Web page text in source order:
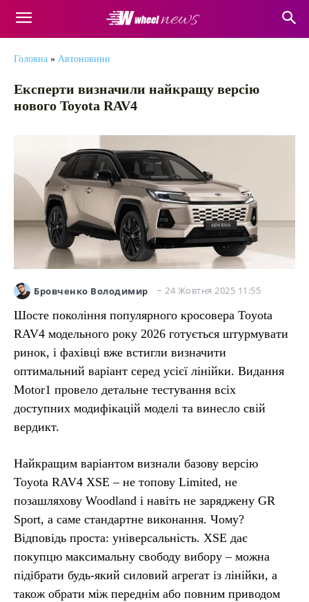
Головна » Автоновини
Експерти визначили найкращу версію
нового Toyota RAV4
Бровченко Володимир 24 Жовтня 2025 11:55
Шосте покоління популярного кросовера Toyota
RAV4 модельного року 2026 готується штурмувати
ринок, і фахівці вже встигли визначити
оптимальний варіант серед усієї лінійки. Видання
Motor1 провело детальне тестування всіх
доступних модифікацій моделі та винесло свій
вердикт.
Найкращим варіантом визнали базову версію
Toyota RAV4 XSE – не топову Limited, не
позашляхову Woodland і навіть не заряджену GR
Sport, а саме стандартне виконання. Чому?
Відповідь проста: універсальність. XSE дає
покупцю максимальну свободу вибору – можна
підібрати будь-який силовий агрегат із лінійки, а
також обрати між переднім або повним приводом